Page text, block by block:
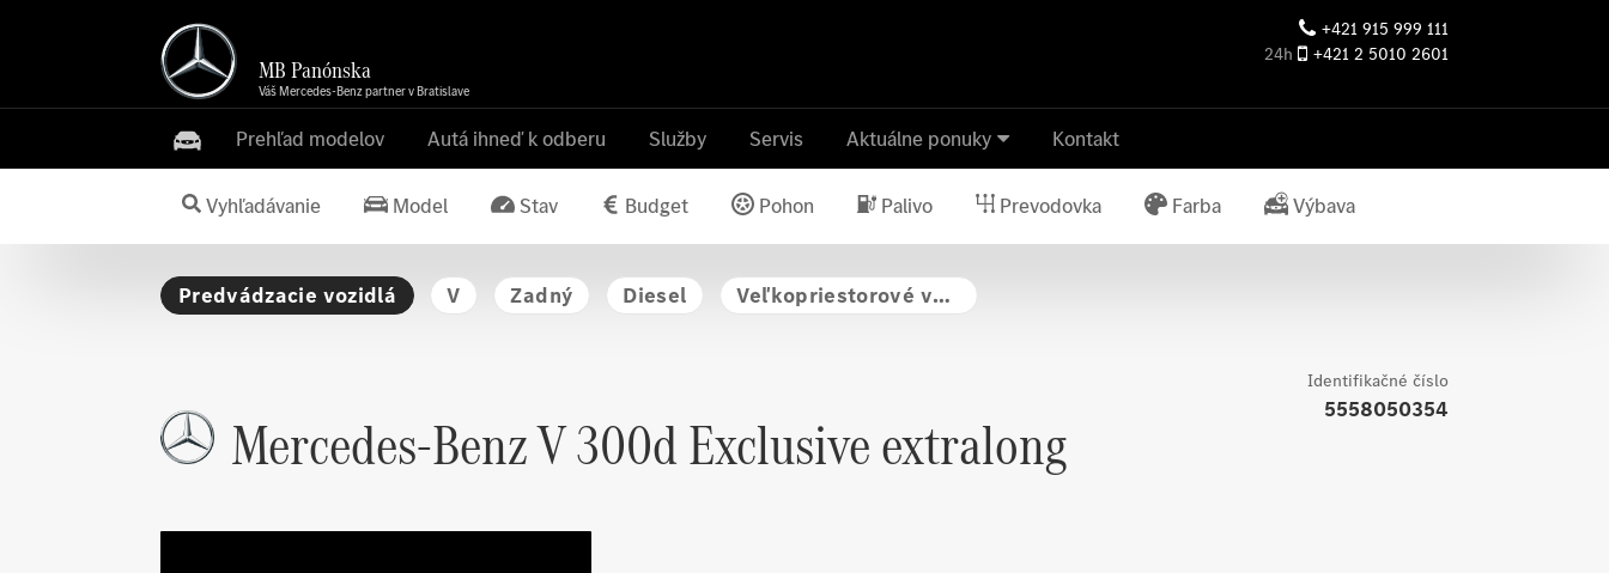
MB Panónska
Váš Mercedes-Benz partner v Bratislave
+421 915 999 111
24h
+421 2 5010 2601
Prehľad modelov Autá ihneď k odberu Služby Servis Aktuálne ponuky Kontakt
Vyhľadávanie Model Stav Budget Pohon Palivo Prevodovka Farba Výbava
Predvádzacie vozidlá V Zadný Diesel Veľkopriestorové vozidlo
5558050354
Identifikačné číslo
Mercedes-BenzV 300d Exclusive extralong